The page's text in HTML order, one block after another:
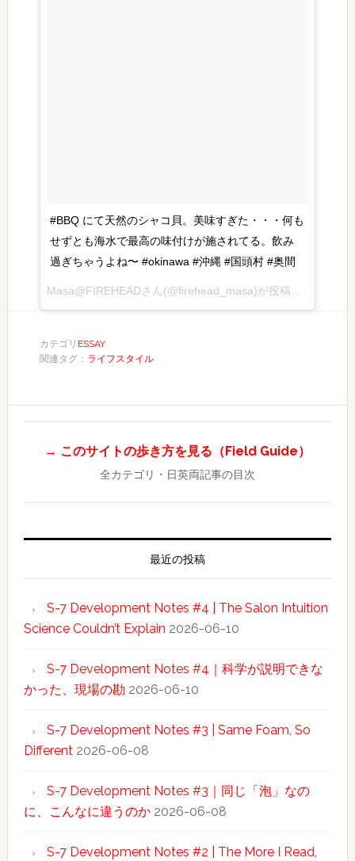
#BBQ にて天然のシャコ貝。美味すぎた・・・何も
せずとも海水で最高の味付けが施されてる。飲み
過ぎちゃうよね〜 #okinawa #沖縄 #国頭村 #奥間
カテゴリ ESSAY
関連タグ： ライフスタイル
→ このサイトの歩き方を見る（Field Guide）
全カテゴリ・日英両記事の目次
最近の投稿
S-7 Development Notes #4 | The Salon Intuition
Science Couldn’t Explain 2026-06-10
S-7 Development Notes #4｜科学が説明できな
かった、現場の勘 2026-06-10
S-7 Development Notes #3 | Same Foam, So
Different 2026-06-08
S-7 Development Notes #3｜同じ「泡」なの
に、こんなに違うのか 2026-06-08
S-7 Development Notes #2 | The More I Read,